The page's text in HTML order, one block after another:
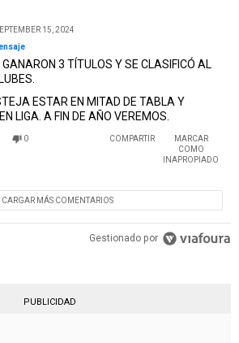
15, 2024
GANARON 3 TÍTULOS Y SE CLASIFICÓ AL
ESTAR EN MITAD DE TABLA Y
LIGA. A FIN DE AÑO VEREMOS.
0 COMPARTIR
MARCAR
COMO
INAPROPIADO
CARGAR MÁS COMENTARIOS
Gestionado por
PUBLICIDAD